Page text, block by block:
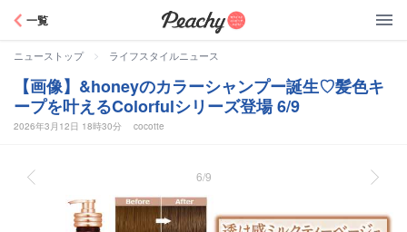
一覧
ニューストップ > ライフスタイルニュース
【画像】&honeyのカラーシャンプー誕生♡髪色キ
ープを叶えるColorfulシリーズ登場 6/9
2026年3月12日 18時30分 cocotte
6/9